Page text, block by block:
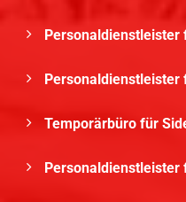
Personaldienstleister
Personaldienstleister
Temporärbüro für
Personaldienstleister